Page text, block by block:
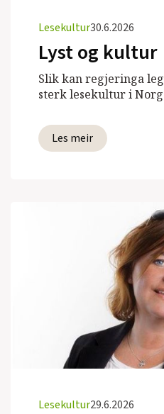
Lesekultur30.6.2026
Lyst og kultur
Slik kan regjeringa
sterk lesekultur i
Les meir
Lesekultur29.6.2026